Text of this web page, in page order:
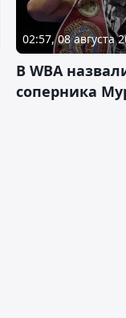
02:57, 08 августа
В WBA
соперника